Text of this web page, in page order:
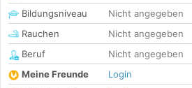
Bildungsniveau
Nicht angegeben
Rauchen
Nicht angegeben
Beruf
Nicht angegeben
Meine Freunde
Login